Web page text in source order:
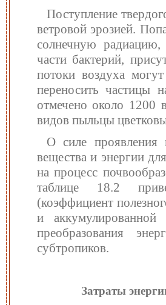
Поступление
ветровой эрозией.
солнечную
части бактерий,
потоки воздуха
переносить частицы
отмечено около 1200
видов пыльцы
О силе проявления
вещества и энергии
на процесс
таблице 18.2
(коэффициент
и
преобразования
субтропиков.
Затраты